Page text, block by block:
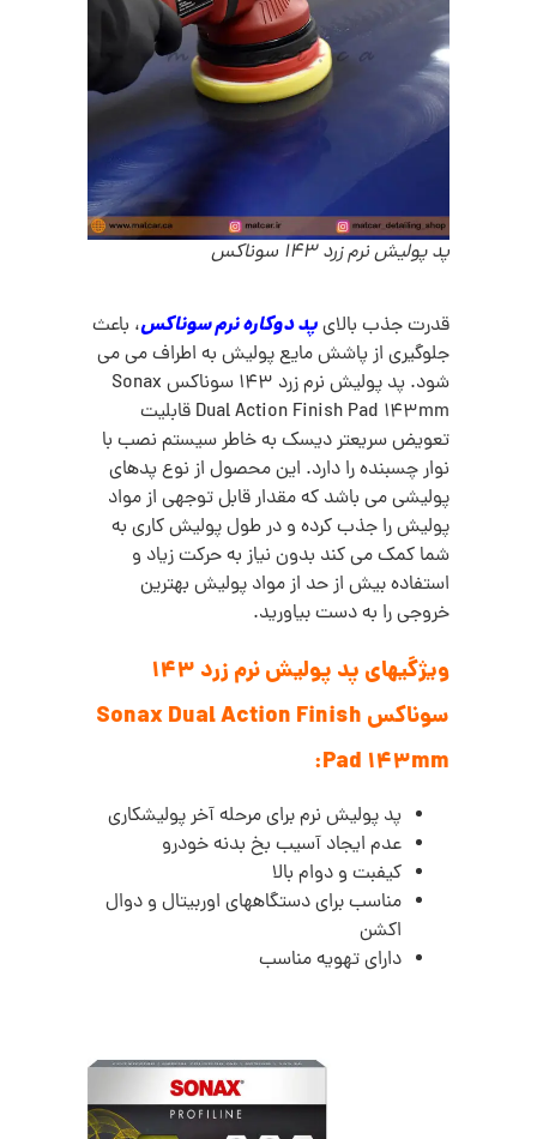
پد پولیش نرم زرد 143 سوناکس
قدرت جذب بالایپد دوکاره نرم سوناکس، باعث
جلوگیری از پاشش مایع پولیش به اطراف می می
شود. پد پولیش نرم زرد 143 سوناکس Sonax
Dual Action Finish Pad 143mm قابلیت
تعویض سریعتر دیسک به خاطر سیستم نصب با
نوار چسبنده را دارد. این محصول از نوع پدهای
پولیشی می باشد که مقدار قابل توجهی از مواد
پولیش را جذب کرده و در طول پولیش کاری به
شما کمک می کند بدون نیاز به حرکت زیاد و
استفاده بیش از حد از مواد پولیش بهترین
خروجی را به دست بیاورید.
ویژگیهای پد پولیش نرم زرد 143
سوناکس Sonax Dual Action Finish
Pad 143mm:
پد پولیش نرم برای مرحله آخر پولیشکاری
عدم ایجاد آسیب بخ بدنه خودرو
کیفبت و دوام بالا
مناسب برای دستگاههای اوربیتال و دوال
اکشن
دارای تهویه مناسب